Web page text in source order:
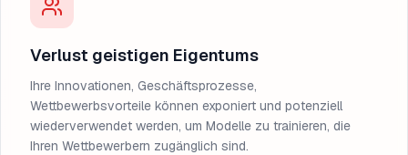
Verlust geistigen Eigentums
Ihre Innovationen, Geschäftsprozesse,
Wettbewerbsvorteile können exponiert und potenziell
wiederverwendet werden, um Modelle zu trainieren, die
Ihren Wettbewerbern zugänglich sind.